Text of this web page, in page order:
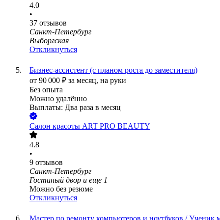
4.0
•
37 отзывов
Санкт-Петербург
Выборгская
Откликнуться
Бизнес-ассистент (с планом роста до заместителя)
от 90 000 ₽ за месяц, на руки
Без опыта
Можно удалённо
Выплаты: Два раза в месяц
Салон красоты ART PRO BEAUTY
4.8
•
9 отзывов
Санкт-Петербург
Гостиный двор и еще 1
Можно без резюме
Откликнуться